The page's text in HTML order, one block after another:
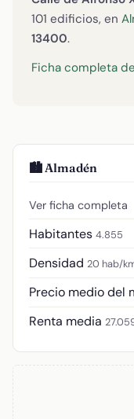
101 edificios, en
13400.
Ficha completa
🏙️ Almadén
Ver ficha completa
Habitantes 4.855
Densidad 20 hab/
Precio medio del
Renta media